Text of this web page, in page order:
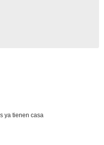
ya tienen casa